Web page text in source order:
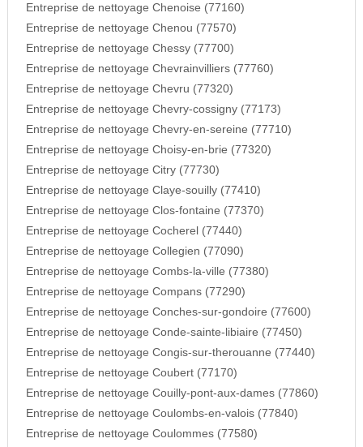
Entreprise de nettoyage Chenoise (77160)
Entreprise de nettoyage Chenou (77570)
Entreprise de nettoyage Chessy (77700)
Entreprise de nettoyage Chevrainvilliers (77760)
Entreprise de nettoyage Chevru (77320)
Entreprise de nettoyage Chevry-cossigny (77173)
Entreprise de nettoyage Chevry-en-sereine (77710)
Entreprise de nettoyage Choisy-en-brie (77320)
Entreprise de nettoyage Citry (77730)
Entreprise de nettoyage Claye-souilly (77410)
Entreprise de nettoyage Clos-fontaine (77370)
Entreprise de nettoyage Cocherel (77440)
Entreprise de nettoyage Collegien (77090)
Entreprise de nettoyage Combs-la-ville (77380)
Entreprise de nettoyage Compans (77290)
Entreprise de nettoyage Conches-sur-gondoire (77600)
Entreprise de nettoyage Conde-sainte-libiaire (77450)
Entreprise de nettoyage Congis-sur-therouanne (77440)
Entreprise de nettoyage Coubert (77170)
Entreprise de nettoyage Couilly-pont-aux-dames (77860)
Entreprise de nettoyage Coulombs-en-valois (77840)
Entreprise de nettoyage Coulommes (77580)